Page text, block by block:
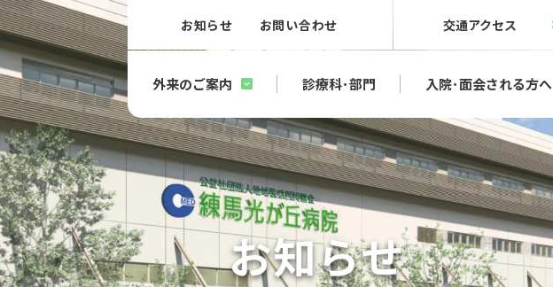
お知らせ お問い合わせ 交通アクセス
外来のご案内 診療科･部門 入院･面会される方へ
お知らせ